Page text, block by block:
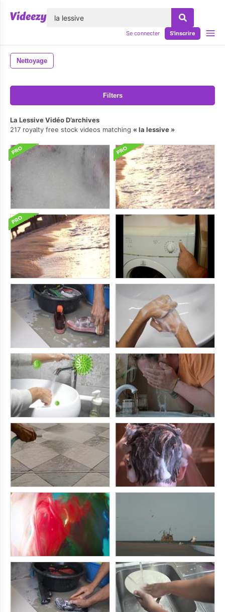
Se connecter S'inscrire
Nettoyage
Filters
La Lessive Vidéo D’archives
217 royalty free stock videos matching
la lessive